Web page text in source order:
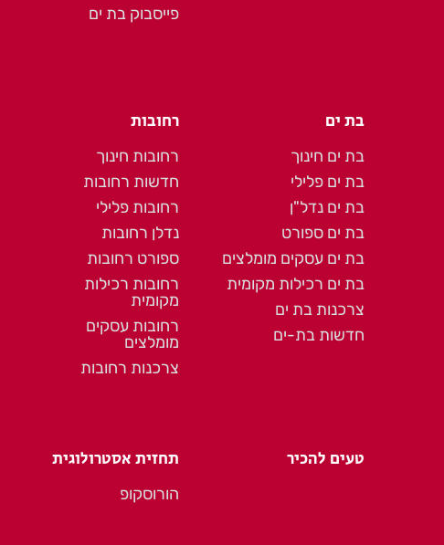
פייסבוק בת ים
בת ים
בת ים חינוך
בת ים פלילי
בת ים נדל"ן
בת ים ספורט
בת ים עסקים מומלצים
בת ים רכילות מקומית
צרכנות בת ים
חדשות בת-ים
רחובות
רחובות חינוך
חדשות רחובות
רחובות פלילי
נדלן רחובות
ספורט רחובות
רחובות רכילות
מקומית
רחובות עסקים
מומלצים
צרכנות רחובות
טעים להכיר תחזית אסטרולוגית
הורוסקופ